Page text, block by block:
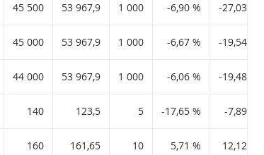
45 500 53 967,9 1 000 -6,90 % -27,03 %
45 000 53 967,9 1 000 -6,67 % -19,54 %
44 000 53 967,9 1 000 -6,06 % -19,48 %
140 123,5 5 -17,65 % -7,89 %
160 161,65 10 5,71 % 12,12 %